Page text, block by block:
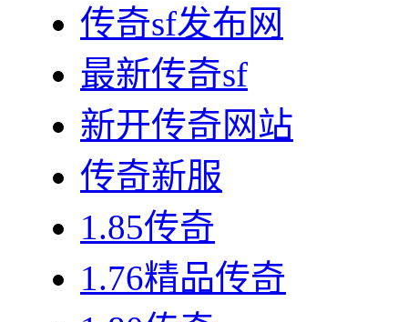
传奇sf发布网
最新传奇sf
新开传奇网站
传奇新服
1.85传奇
1.76精品传奇